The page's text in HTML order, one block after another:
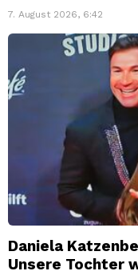
7. August 2026, 6:42
Daniela
Unsere Tochter